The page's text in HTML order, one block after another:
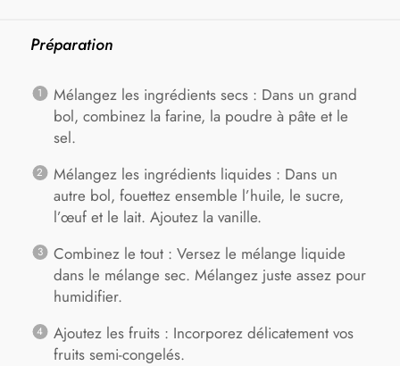
Préparation
Mélangez les ingrédients secs : Dans un grand
bol, combinez la farine, la poudre à pâte et le
sel.
Mélangez les ingrédients liquides : Dans un
autre bol, fouettez ensemble l’huile, le sucre,
l’œuf et le lait. Ajoutez la vanille.
Combinez le tout : Versez le mélange liquide
dans le mélange sec. Mélangez juste assez pour
humidifier.
Ajoutez les fruits : Incorporez délicatement vos
fruits semi-congelés.